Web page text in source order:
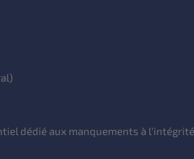
dédié aux manquements à l'intégrité